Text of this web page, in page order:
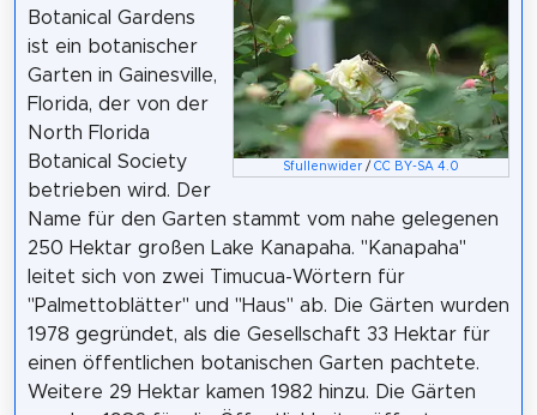
Sfullenwider /CC BY-SA 4.0
Botanical Gardens
ist ein botanischer
Garten in Gainesville,
Florida, der von der
North Florida
Botanical Society
betrieben wird. Der
Name für den Garten stammt vom nahe gelegenen
250 Hektar großen Lake Kanapaha. "Kanapaha"
leitet sich von zwei Timucua-Wörtern für
"Palmettoblätter" und "Haus" ab. Die Gärten wurden
1978 gegründet, als die Gesellschaft 33 Hektar für
einen öffentlichen botanischen Garten pachtete.
Weitere 29 Hektar kamen 1982 hinzu. Die Gärten